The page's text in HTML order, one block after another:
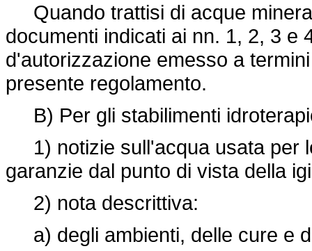
Quando trattisi di acque
documenti indicati ai nn. 1, 2, 3 e
d'autorizzazione emesso a
presente regolamento.
B) Per gli stabilimenti
1) notizie sull'acqua usata per
garanzie dal punto di vista della
2) nota descrittiva:
a) degli ambienti, delle cure e